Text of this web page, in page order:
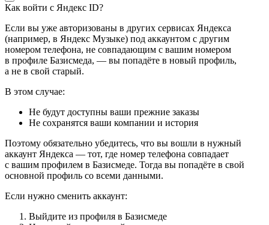
Как войти с Яндекс ID?
Если вы уже авторизованы в других сервисах Яндекса
(например, в Яндекс Музыке) под аккаунтом с другим
номером телефона, не совпадающим с вашим номером
в профиле Базисмеда, — вы попадёте в новый профиль,
а не в свой старый.
В этом случае:
Не будут доступны ваши прежние заказы
Не сохранятся ваши компании и история
Поэтому обязательно убедитесь, что вы вошли в нужный
аккаунт Яндекса — тот, где номер телефона совпадает
с вашим профилем в Базисмеде. Тогда вы попадёте в свой
основной профиль со всеми данными.
Если нужно сменить аккаунт:
Выйдите из профиля в Базисмеде